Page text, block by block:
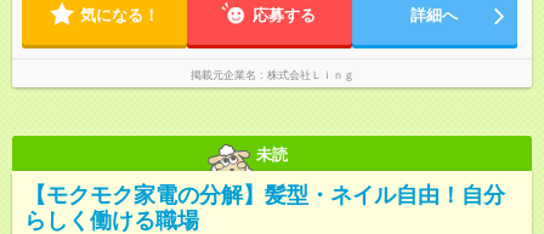
にしながらご活躍いただけます♪
気になる！ 応募する 詳細へ
掲載元企業名 株式会社Ｌｉｎｇ
未読
【モクモク家電の分解】髪型・ネイル自由！自分
らしく働ける職場